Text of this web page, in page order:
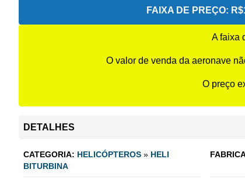
FAIXA DE PREÇO:
A faixa
O valor de venda da aeronave
O preço
DETALHES
CATEGORIA: HELICÓPTEROS » HELI
BITURBINA